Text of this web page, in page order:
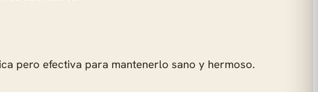
pero efectiva para mantenerlo sano y hermoso.